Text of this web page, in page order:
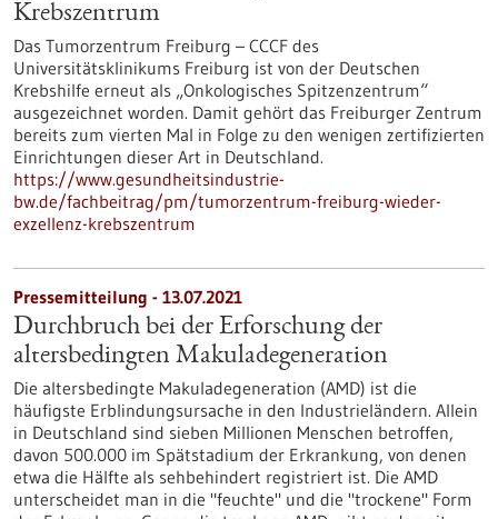
Krebszentrum
Das Tumorzentrum Freiburg – CCCF des
Universitätsklinikums Freiburg ist von der Deutschen
Krebshilfe erneut als „Onkologisches Spitzenzentrum“
ausgezeichnet worden. Damit gehört das Freiburger Zentrum
bereits zum vierten Mal in Folge zu den wenigen zertifizierten
Einrichtungen dieser Art in Deutschland.
https://www.gesundheitsindustrie-
bw.de/fachbeitrag/pm/tumorzentrum-freiburg-wieder-
exzellenz-krebszentrum
Pressemitteilung - 13.07.2021
Durchbruch bei der Erforschung der
altersbedingten Makuladegeneration
Die altersbedingte Makuladegeneration (AMD) ist die
häufigste Erblindungsursache in den Industrieländern. Allein
in Deutschland sind sieben Millionen Menschen betroffen,
davon 500.000 im Spätstadium der Erkrankung, von denen
etwa die Hälfte als sehbehindert registriert ist. Die AMD
unterscheidet man in die "feuchte" und die "trockene" Form